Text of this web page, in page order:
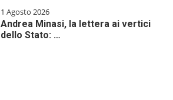
1 Agosto 2026
Andrea Minasi, la lettera ai vertici
dello Stato: …